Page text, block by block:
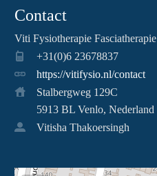
Contact
Viti Fysiotherapie Fasciatherapie
+31(0)6 23678837
https://vitifysio.nl/contact
Stalbergweg 129C
5913 BL Venlo, Nederland
Vitisha Thakoersingh